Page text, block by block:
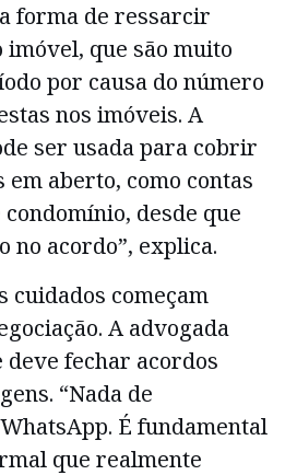
forma de ressarcir
imóvel, que são muito
por causa do número
nos imóveis. A
ser usada para cobrir
em aberto, como contas
desde que
no acordo”, explica.
cuidados começam
A advogada
fechar acordos
“Nada de
É fundamental
que realmente